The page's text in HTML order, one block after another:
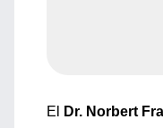
El Dr. Norbert